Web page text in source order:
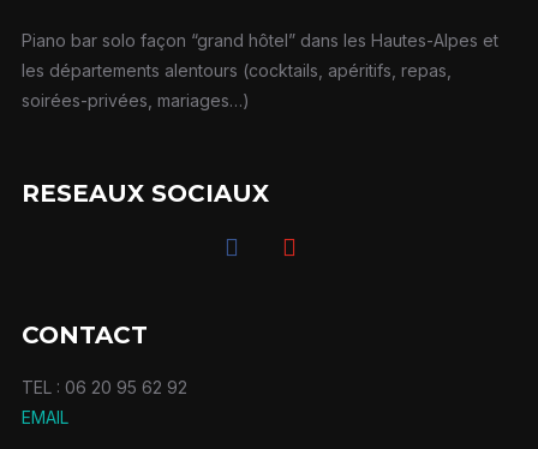
Piano bar solo façon “grand hôtel” dans les Hautes-Alpes et
les départements alentours (cocktails, apéritifs, repas,
soirées-privées, mariages…)
RESEAUX SOCIAUX
facebookyoutube
CONTACT
TEL : 06 20 95 62 92
EMAIL